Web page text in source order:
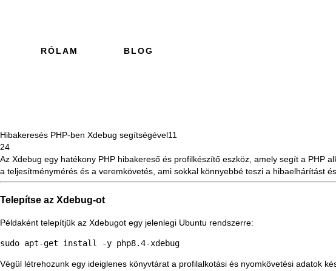
RÓLAM BLOG
Hibakeresés PHP-ben Xdebug segítségével11
24
Az Xdebug egy hatékony PHP hibakereső és profilkészítő eszköz, amely segít a PHP
a teljesítménymérés és a veremkövetés, ami sokkal könnyebbé teszi a hibaelhárítást
Telepítse az Xdebug-ot
Példaként telepítjük az Xdebugot egy jelenlegi Ubuntu rendszerre:
sudo apt-get install -y php8.4-xdebug
Végül létrehozunk egy ideiglenes könyvtárat a profilalkotási és nyomkövetési adatok